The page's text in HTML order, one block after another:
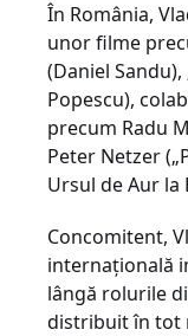
În România,
unor filme
(Daniel
Popescu),
precum Radu
Peter Netzer
Ursul de Aur la
Concomitent,
internațională
lângă rolurile
distribuit în tot